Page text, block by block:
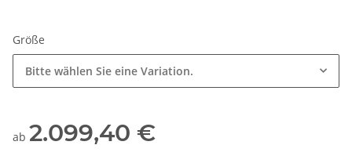
Größe
Bitte wählen Sie eine Variation.
ab 2.099,40 €